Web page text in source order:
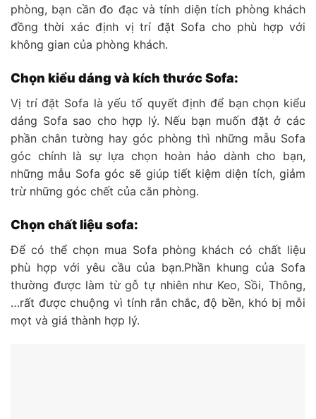
phòng, bạn cần đo đạc và tính diện tích phòng khách
đồng thời xác định vị trí đặt Sofa cho phù hợp với
không gian của phòng khách.
Chọn kiểu dáng và kích thước Sofa:
Vị trí đặt Sofa là yếu tố quyết định để bạn chọn kiểu
dáng Sofa sao cho hợp lý. Nếu bạn muốn đặt ở các
phần chân tường hay góc phòng thì những mẫu Sofa
góc chính là sự lựa chọn hoàn hảo dành cho bạn,
những mẫu Sofa góc sẽ giúp tiết kiệm diện tích, giảm
trừ những góc chết của căn phòng.
Chọn chất liệu sofa:
Để có thể chọn mua Sofa phòng khách có chất liệu
phù hợp với yêu cầu của bạn.Phần khung của Sofa
thường được làm từ gỗ tự nhiên như Keo, Sồi, Thông,
…rất được chuộng vì tính rắn chắc, độ bền, khó bị mỗi
mọt và giá thành hợp lý.